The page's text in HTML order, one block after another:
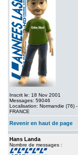
Inscrit le: 18 Nov 2001
Messages: 59046
Localisation: Normandie (76) -
FRANCE
Revenir en haut de page
Hans Landa
Nombre de messages :